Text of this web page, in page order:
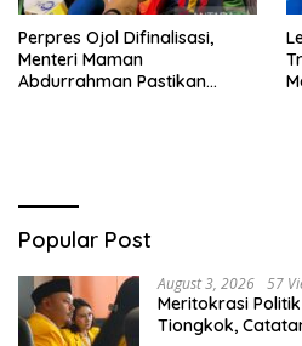
Perpres Ojol Difinalisasi,
Menteri Maman
Abdurrahman Pastikan
Popular Post
August 3, 2026 57
Meritokrasi
Tiongkok,